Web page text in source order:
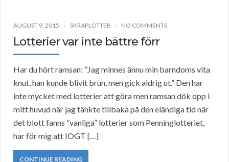
AUGUST 9, 2015 SKRAPLOTTER NO COMMENTS
Lotterier var inte bättre förr
Har du hört ramsan: ”Jag minnes ännu min barndoms vita
knut, han kunde blivit brun, men gick aldrig ut.” Den har
inte mycket med lotterier att göra men ramsan dök opp i
mitt huvud när jag tänkte tillbaka på den eländiga tid när
det blott fanns ”vanliga” lotterier som Penninglotteriet,
har för mig att IOGT […]
CONTINUE READING